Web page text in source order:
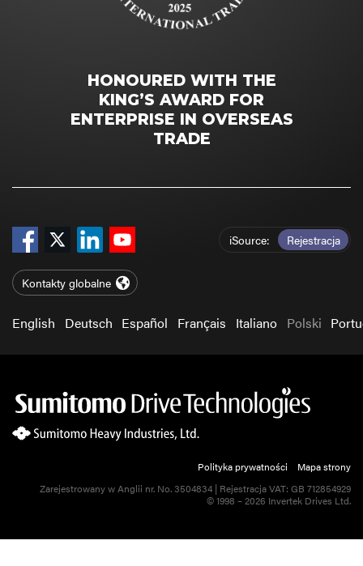
HONOURED WITH THE
KING’S AWARD FOR
ENTERPRISE IN OVERSEAS
TRADE
iSource Rejestracja
Kontakty globalne
English Deutsch Español Français Italiano Polski
Polityka prywatności
Mapa strony
Zarejestrowany w Anglii nr. No. 3504834 | Rejestracja VAT: GB 712854929
© 1998 – 2026 Invertek Drives Ltd.